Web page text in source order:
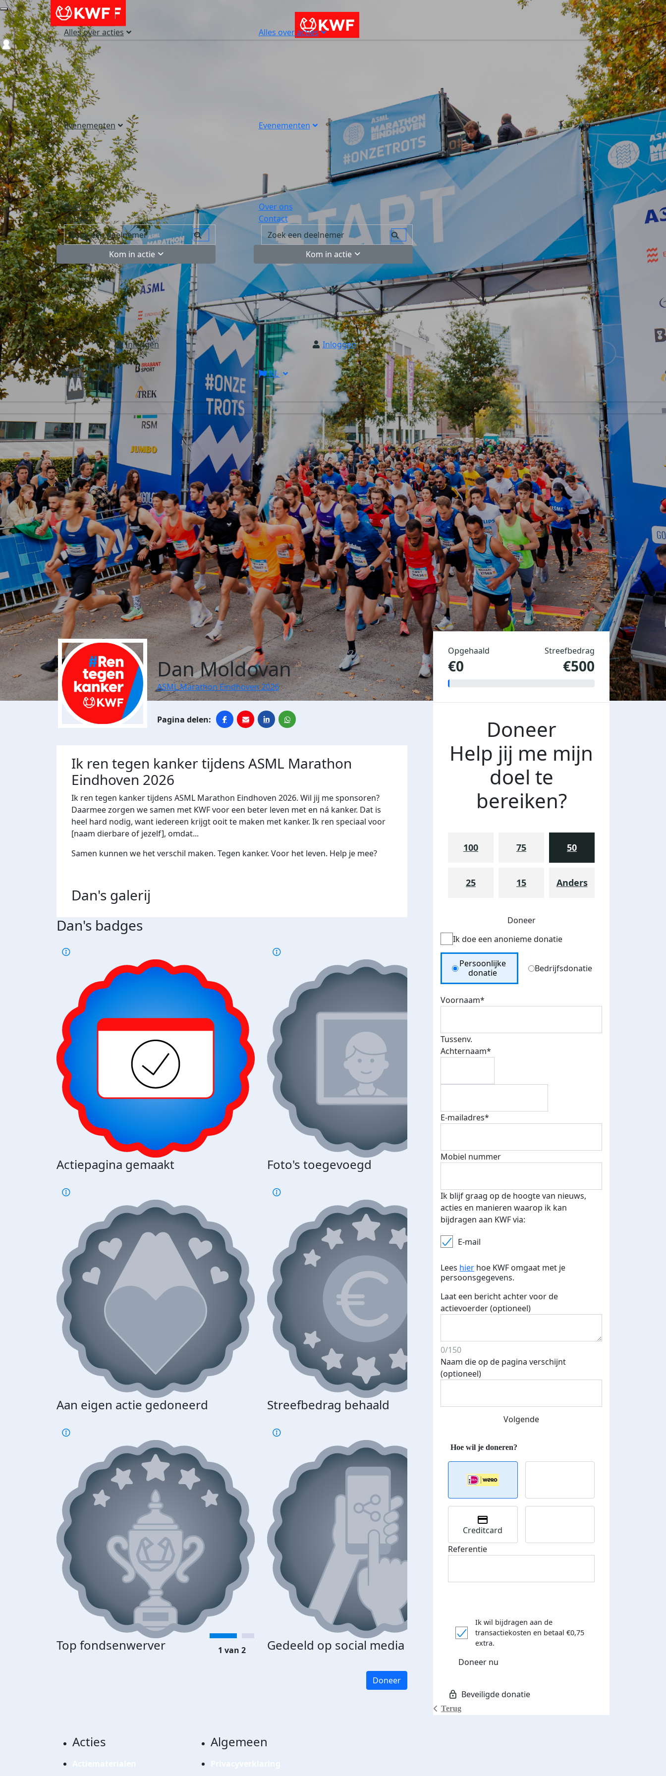
Alles over acties
Evenementen
Over ons
Contact
Kom in actie
Inloggen
NL
Alles over acties
Evenementen
Over ons
Contact
Kom in actie
Inloggen
NL
Login
Dan Moldovan
ASML Marathon Eindhoven 2026
Ik ren tegen kanker tijdens ASML Marathon
Eindhoven 2026
Ik ren tegen kanker tijdens ASML Marathon Eindhoven 2026. Wil jij me sponsoren?
Daarmee zorgen we samen met KWF voor een beter leven met en ná kanker. Dat is
heel hard nodig, want iedereen krijgt ooit te maken met kanker. Ik ren speciaal voor
[naam dierbare of jezelf], omdat...
Samen kunnen we het verschil maken. Tegen kanker. Voor het leven. Help je mee?
Dan's galerij
Dan's badges
Actiepagina gemaakt Foto's toegevoegd E-mails verstuurd
Aan eigen actie gedoneerd Streefbedrag behaald Streefbedrag verhoogd
Top fondsenwerver Gedeeld op social media Donateurs bedankt
Bij 500 euro aan donaties ontvang
je je speciale KWF t-shirt!
1 van 2
Doneer
Opgehaald
€0
Streefbedrag
€500
Doneer
Help jij me mijn
doel te
bereiken?
100 75 50
25 15 Anders
Doneer
Ik doe een anonieme donatie
Donation Type
Persoonlijke
donatie
Bedrijfsdonatie
Voornaam*
Tussenv.
Achternaam*
E-mailadres*
Mobiel nummer
Ik blijf graag op de hoogte van nieuws,
acties en manieren waarop ik kan
bijdragen aan KWF via:
E-mail
Lees hier hoe KWF omgaat met je
persoonsgegevens.
Laat een bericht achter voor de
actievoerder (optioneel)
0/150
Naam die op de pagina verschijnt
(optioneel)
Volgende
Terug
Creditcard
Referentie
Ik wil bijdragen aan de
transactiekosten en betaal €0,75
extra.
Doneer nu
Acties Algemeen